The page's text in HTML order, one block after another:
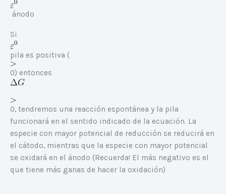
ánodo
Si
pila es positiva (
0) entonces
0, tendremos una reacción espontánea y la pila
funcionará en el sentido indicado de la ecuación. La
especie con mayor potencial de reducción se reducirá en
el cátodo, mientras que la especie con mayor potencial
se oxidará en el ánodo (Recuerda! El más negativo es el
que tiene más ganas de hacer la oxidación)